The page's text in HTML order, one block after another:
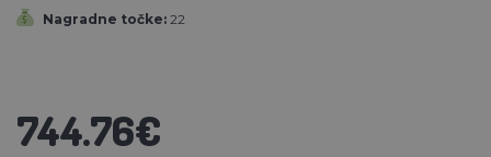
Nagradne točke: 22
744.76€